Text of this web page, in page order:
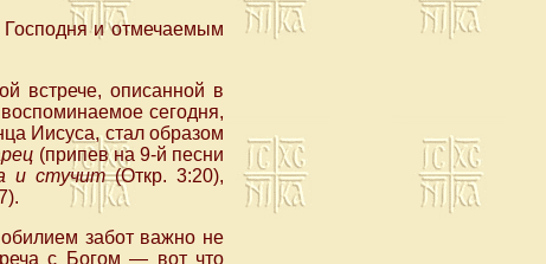
и отмечаемым
встрече, описанной в
сегодня,
Иисуса, стал образом
(припев на 9-й песни
и стучит(Откр. 3:20),
забот важно не
с Богом — вот что